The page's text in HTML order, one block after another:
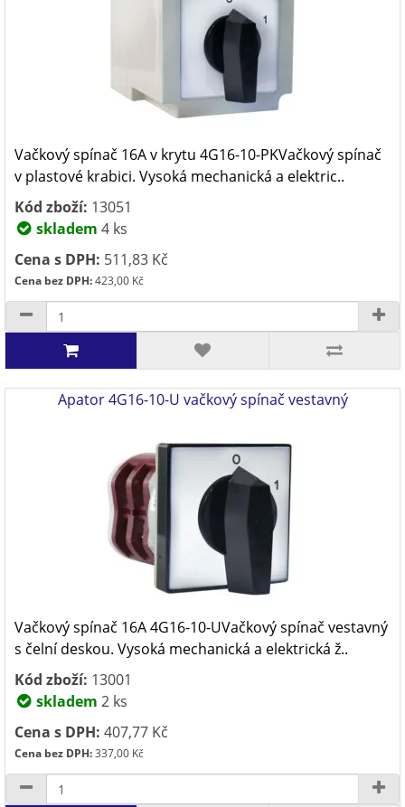
Vačkový spínač 16A v krytu 4G16-10-PKVačkový spínač
v plastové krabici. Vysoká mechanická a elektric..
Kód zboží: 13051
skladem 4 ks
Cena s DPH: 511,83 Kč
Cena bez DPH:423,00 Kč
Apator 4G16-10-U vačkový spínač vestavný
Vačkový spínač 16A 4G16-10-UVačkový spínač vestavný
s čelní deskou. Vysoká mechanická a elektrická ž..
Kód zboží: 13001
skladem 2 ks
Cena s DPH: 407,77 Kč
Cena bez DPH:337,00 Kč